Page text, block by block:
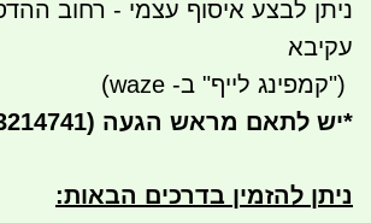
עקיבא
")קמפינג לייף" ב- waze)
*יש לתאם מראש הגעה
ניתן להזמין בדרכים הבאות: